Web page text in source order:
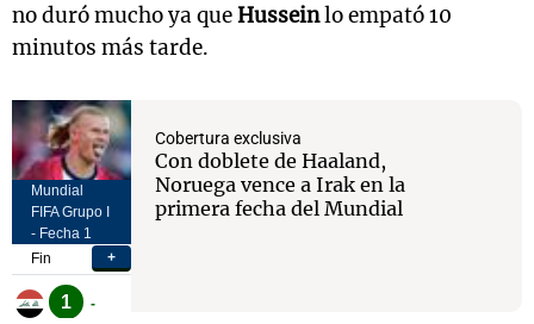
no duró mucho ya queHusseinlo empató 10
minutos más tarde.
Cobertura exclusiva
Con doblete de Haaland,
Noruega vence a Irak en la
primera fecha del Mundial